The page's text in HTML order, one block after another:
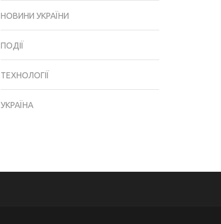
НОВИНИ УКРАЇНИ
ПОДІЇ
ТЕХНОЛОГІЇ
УКРАЇНА